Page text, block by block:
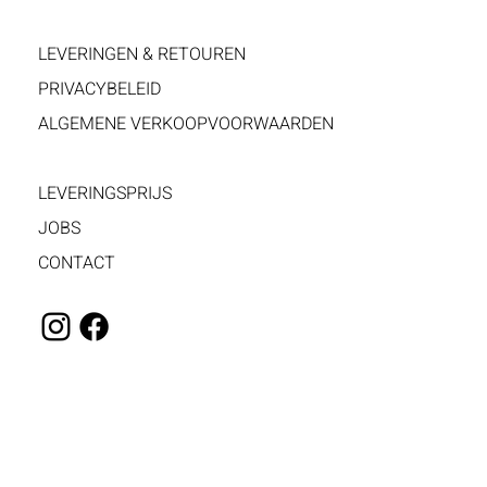
LEVERINGEN & RETOUREN
PRIVACYBELEID
ALGEMENE VERKOOPVOORWAARDEN
LEVERINGSPRIJS
JOBS
CONTACT